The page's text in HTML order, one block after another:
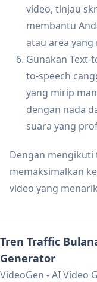
video, tinjau
membantu
atau area
Gunakan Text-
to-speech
yang mirip
dengan nada
suara yang
Dengan mengikuti
memaksimalkan
video yang
Tren Traffic
Generator
VideoGen - AI Video